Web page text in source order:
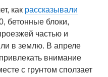
как рассказывали
бетонные блоки,
частью и
в землю. В апреле
внимание
с грунтом сползает